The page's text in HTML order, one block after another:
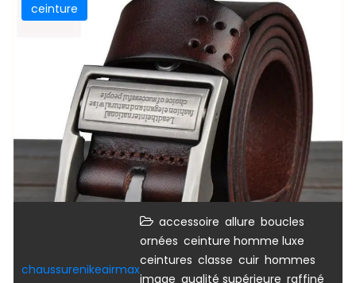
ceinture
chaussurenikeairmax
accessoire allure boucles
ornées ceinture homme luxe
ceintures classe cuir hommes
image qualité supérieure raffiné